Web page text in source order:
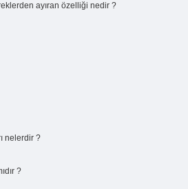
ayıran özelliği nedir ?
nelerdir ?
?